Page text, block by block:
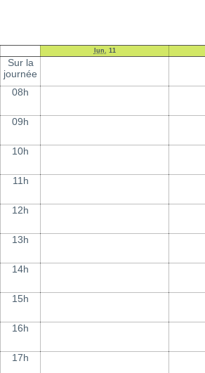
lun. 11
Sur la
journée
08h
09h
10h
11h
12h
13h
14h
15h
16h
17h